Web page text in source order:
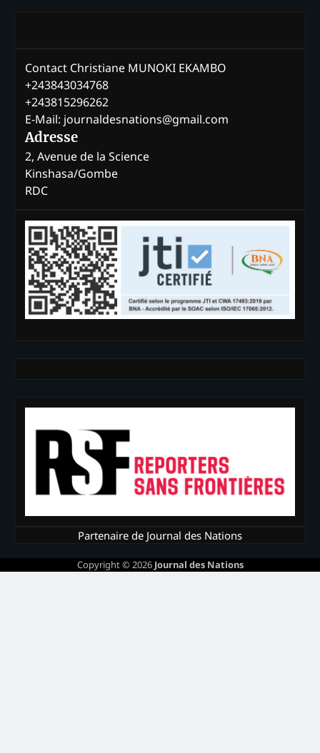
Contact Christiane MUNOKI EKAMBO
+243843034768
+243815296262
E-Mail: journaldesnations@gmail.com
Adresse
2, Avenue de la Science
Kinshasa/Gombe
RDC
Partenaire de Journal des Nations
Copyright © 2026 Journal des Nations